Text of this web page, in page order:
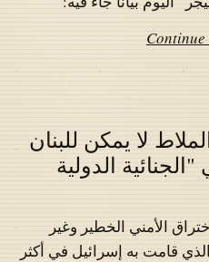
لا يمكن للبنان
الدولية
الأمني الخطير وغير
قامت به إسرائيل في أكثر